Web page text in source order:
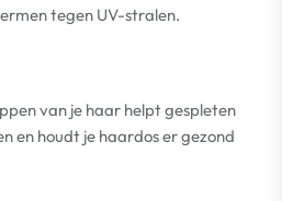
tegen UV-stralen.
van je haar helpt gespleten
en houdt je haardos er gezond